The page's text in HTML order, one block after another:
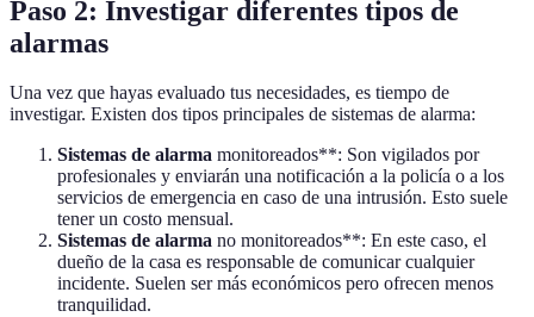
Paso 2: Investigar diferentes tipos de
alarmas
Una vez que hayas evaluado tus necesidades, es tiempo de
investigar. Existen dos tipos principales de sistemas de alarma:
Sistemas de alarma monitoreados**: Son vigilados por
profesionales y enviarán una notificación a la policía o a los
servicios de emergencia en caso de una intrusión. Esto suele
tener un costo mensual.
Sistemas de alarma no monitoreados**: En este caso, el
dueño de la casa es responsable de comunicar cualquier
incidente. Suelen ser más económicos pero ofrecen menos
tranquilidad.